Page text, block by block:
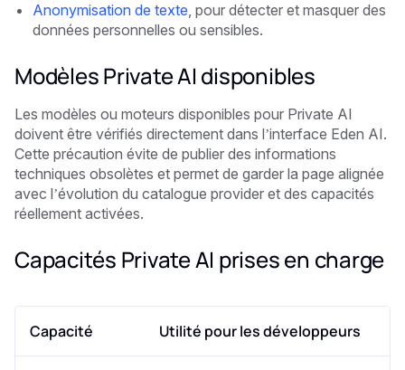
Anonymisation de texte, pour détecter et masquer des
données personnelles ou sensibles.
Modèles Private AI disponibles
Les modèles ou moteurs disponibles pour Private AI
doivent être vérifiés directement dans l’interface Eden AI.
Cette précaution évite de publier des informations
techniques obsolètes et permet de garder la page alignée
avec l’évolution du catalogue provider et des capacités
réellement activées.
Capacités Private AI prises en charge
Capacité Utilité pour les développeurs